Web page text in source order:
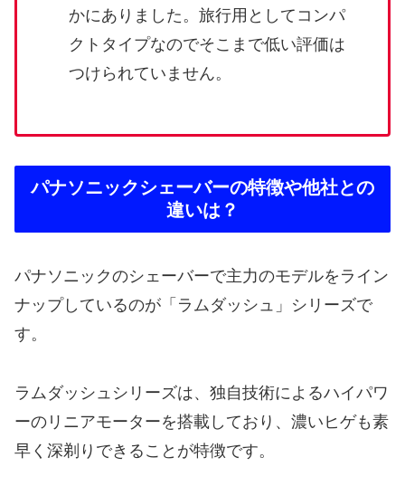
かにありました。旅行用としてコンパ
クトタイプなのでそこまで低い評価は
つけられていません。
パナソニックシェーバーの特徴や他社との
違いは？
パナソニックのシェーバーで主力のモデルをライン
ナップしているのが「ラムダッシュ」シリーズで
す。
ラムダッシュシリーズは、独自技術によるハイパワ
ーのリニアモーターを搭載しており、濃いヒゲも素
早く深剃りできることが特徴です。